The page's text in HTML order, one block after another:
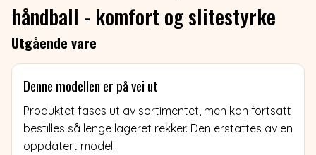
håndball - komfort og slitestyrke
Utgående vare
Denne modellen er på vei ut
Produktet fases ut av sortimentet, men kan fortsatt
bestilles så lenge lageret rekker. Den erstattes av en
oppdatert modell.